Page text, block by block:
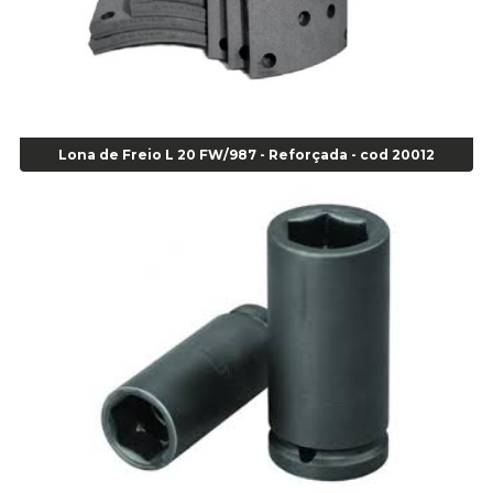
Alicate Bomba D Água - Cod 01326
Alicate Corte Diagonal - Cod 02138
Alicate Corte Frontal - Cod 02685
Alicate de Corte Diagonal - cod 02138
Alicate de Pressão Corneta (Cód. 01780)
Alicate para Abracadeira 3/16" x 1.3/16" 29840 - Gedore - Cod 02174
Alicate para Anéis Externos Bico Reto - Gedore A2 - Cod 00894
Alicate para Anéis Internos Bico Curvo - Gedore J21 - Cod 00893
Alicate para Anéis Tipo Trava Câmbio 8134 Gedore - Cod 02008
Alicate para Balanceamento - Cod 03078
Alicate para trava de cambio 398 11" - Corneta - Cod 03113
Alicate Universal - Cod 01718
Alicate Universal 8" Gedore - Cod 00133
Lona de Freio L 20 FW/987 - Reforçada - cod 20012